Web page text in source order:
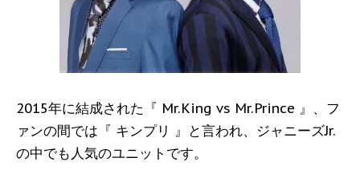
2015年に結成された『 Mr.King vs Mr.Prince 』、フ
ァンの間では『 キンプリ 』と言われ、ジャニーズJr.
の中でも人気のユニットです。